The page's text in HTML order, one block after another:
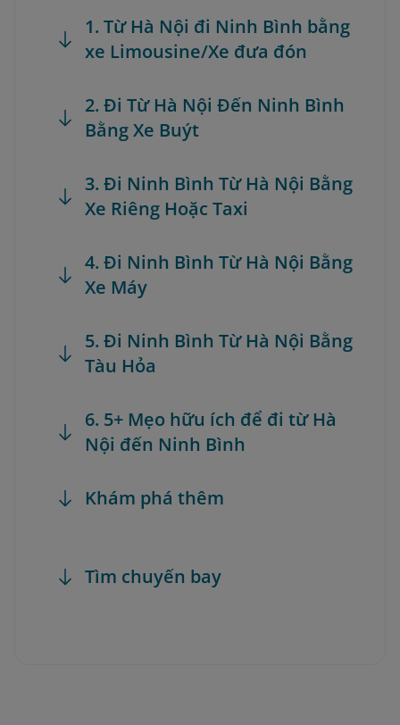
1. Từ Hà Nội đi Ninh Bình bằng
xe Limousine/Xe đưa đón
2. Đi Từ Hà Nội Đến Ninh Bình
Bằng Xe Buýt
3. Đi Ninh Bình Từ Hà Nội Bằng
Xe Riêng Hoặc Taxi
4. Đi Ninh Bình Từ Hà Nội Bằng
Xe Máy
5. Đi Ninh Bình Từ Hà Nội Bằng
Tàu Hỏa
6. 5+ Mẹo hữu ích để đi từ Hà
Nội đến Ninh Bình
Khám phá thêm
Tìm chuyến bay